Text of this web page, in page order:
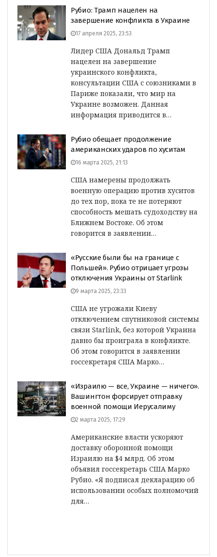
Рубио: Трамп нацелен на
завершение конфликта в Украине
17 апреля 2025, 23:53
Лидер США Дональд Трамп
нацелен на завершение
украинского конфликта,
консультации США с союзниками в
Париже показали, что мир на
Украине возможен. Данная
информация приводится в…
Рубио обещает продолжение
американских ударов по хуситам
16 марта 2025, 21:13
США намерены продолжать
военную операцию против хуситов
до тех пор, пока те не потеряют
способность мешать судоходству на
Ближнем Востоке. Об этом
говорится в заявлении…
«Русские были бы на границе с
Польшей». Рубио отрицает угрозы
отключения Украины от Starlink
9 марта 2025, 23:33
США не угрожали Киеву
отключением спутниковой системы
связи Starlink, без которой Украина
давно бы проиграла в конфликте.
Об этом говорится в заявлении
госсекретаря США Марко…
«Израилю — все, Украине — ничего».
Вашингтон форсирует отправку
военной помощи Иерусалиму
2 марта 2025, 17:29
Американские власти ускоряют
доставку оборонной помощи
Израилю на $4 млрд. Об этом
объявил госсекретарь США Марко
Рубио. «Я подписал декларацию об
использовании особых полномочий
для…